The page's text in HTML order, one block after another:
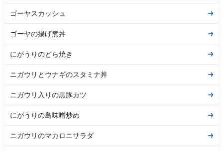
ゴーヤスカッシュ
ゴーヤの揚げ煮丼
にがうりのどら焼き
ニガウリとウナギのスタミナ丼
ニガウリ入りの黒豚カツ
にがうりの島味噌炒め
ニガウリのマカロニサラダ